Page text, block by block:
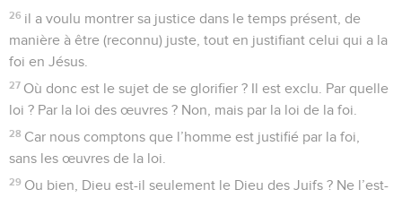
26 il a voulu montrer sa justice dans le temps présent, de
manière à être (reconnu) juste, tout en justifiant celui qui a la
foi en Jésus.
27 Où donc est le sujet de se glorifier ? Il est exclu. Par quelle
loi ? Par la loi des œuvres ? Non, mais par la loi de la foi.
28 Car nous comptons que l’homme est justifié par la foi,
sans les œuvres de la loi.
29 Ou bien, Dieu est-il seulement le Dieu des Juifs ? Ne l’est-